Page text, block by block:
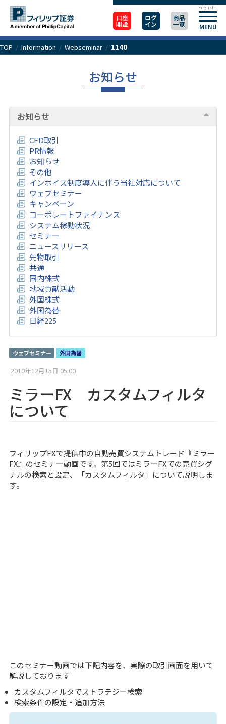
口座
開設
ログ
イン
商品
一覧 MENU
English
TOP / Information / Webseminar / 1140
お知らせ
お知らせ
CFD取引
PR情報
お知らせ
その他
インボイス制度導入に伴う当社対応について
ウェブセミナー
キャンペーン
コーポレートファイナンス
システム稼動状況
セミナー
ニュースリリース
先物取引
共通
国内株式
地域貢献活動
外国株式
外国為替
日経225
ウェブセミナー 外国為替
2010年12月15日 05:00
ミラーFX カスタムフィルタ
について
フィリップFXで提供中の自動売買システムトレード『ミラー
FX』のセミナー動画です。第5回ではミラーFXでの売買シグ
ナルの検索と設定、「カスタムフィルタ」について説明しま
す。
このセミナー動画では下記内容を、実際の取引画面を用いて
解説しております
カスタムフィルタでストラテジー検索
検索条件の設定・追加方法